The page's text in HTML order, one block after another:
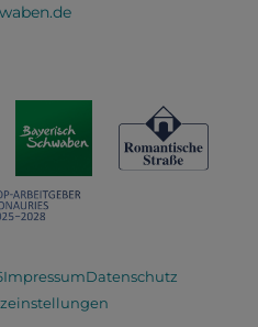
ImpressumDatenschutz